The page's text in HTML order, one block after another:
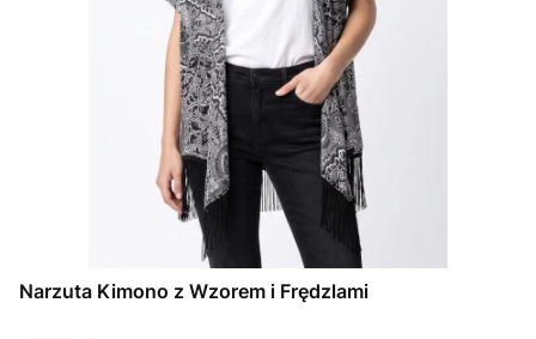
Narzuta Kimono z Wzorem i Frędzlami